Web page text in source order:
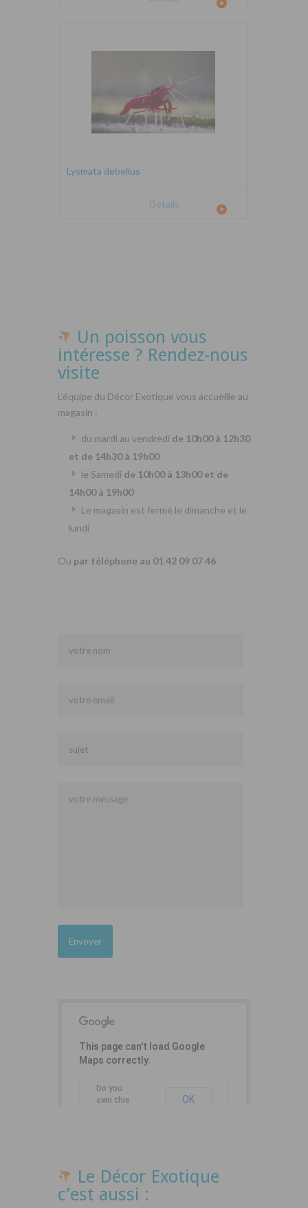
Lysmata debelius
Détails
Un poisson vous
intéresse ? Rendez-nous
visite
L’équipe du Décor Exotique vous accueille au
magasin :
du mardi au vendredi de 10h00 à 12h30
et de 14h30 à 19h00
le Samedi de 10h00 à 13h00 et de
14h00 à 19h00
Le magasin est fermé le dimanche et le
lundi
Ou par téléphone au 01 42 09 07 46
This page can't load Google
Maps correctly.
Do you
own this
OK
Le Décor Exotique
c’est aussi :